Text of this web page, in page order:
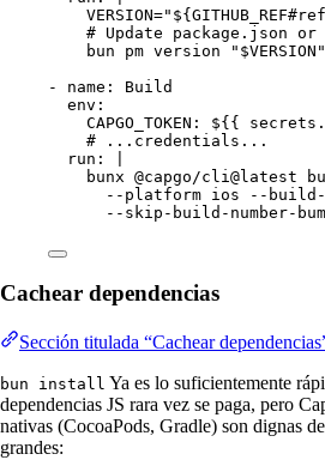
# Update package.json
bun pm version
- name : Build
env :
CAPGO_TOKEN : ${{
# ...credentials...
run :
bunx @capgo/cli@latest
--platform ios --build-
--skip-build-number-
Cachear dependencias
Sección titulada “Cachear
bun install Ya es lo suficientemente
dependencias JS rara vez se paga, pero
nativas (CocoaPods, Gradle) son dignas
grandes: